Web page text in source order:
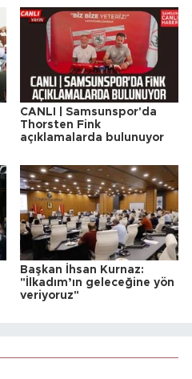
CANLI | Samsunspor'da
Thorsten Fink
açıklamalarda bulunuyor
Başkan İhsan Kurnaz:
"İlkadım’ın geleceğine yön
veriyoruz"